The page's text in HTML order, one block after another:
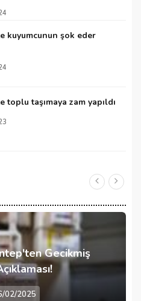
kuyumcunun şok eder
toplu taşımaya zam yapıldı
Gecikmiş
02/2025